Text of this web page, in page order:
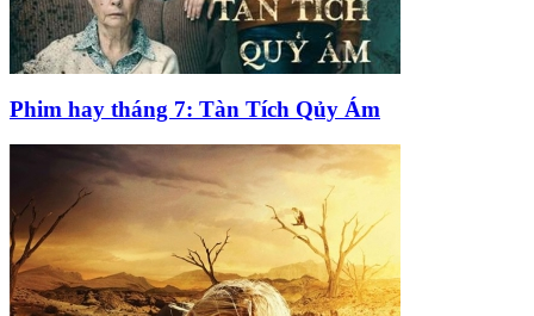
Phim hay tháng 7: Tàn Tích Qủy Ám